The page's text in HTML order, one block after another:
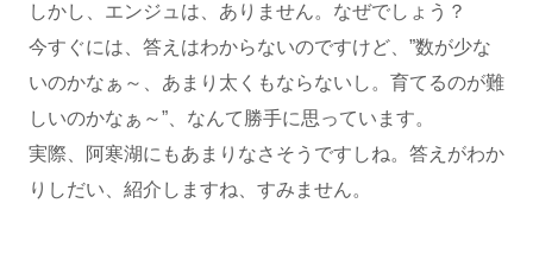
しかし、エンジュは、ありません。なぜでしょう？
今すぐには、答えはわからないのですけど、”数が少な
いのかなぁ～、あまり太くもならないし。育てるのが難
しいのかなぁ～”、なんて勝手に思っています。
実際、阿寒湖にもあまりなさそうですしね。答えがわか
りしだい、紹介しますね、すみません。